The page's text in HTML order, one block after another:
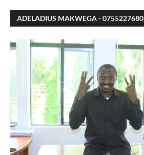
ADELADIUS MAKWEGA - 0755227680